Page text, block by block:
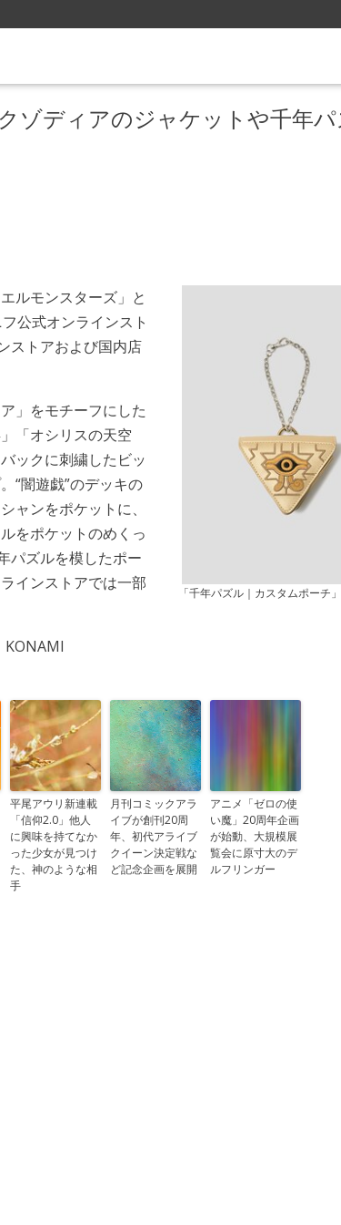
ゾディアのジャケットや千年
「千年パズル｜カスタムポーチ」
ルモンスターズ」と
公式オンラインスト
ストアおよび国内店
」をモチーフにした
「オシリスの天空
ックに刺繍したビッ
“闇遊戯”のデッキの
ャンをポケットに、
をポケットのめくっ
パズルを模したポー
インストアでは一部
KONAMI
平尾アウリ新連載
「信仰2.0」他人
に興味を持てなか
った少女が見つけ
た、神のような相
手
月刊コミックアラ
イブが創刊20周
年、初代アライブ
クイーン決定戦な
ど記念企画を展開
アニメ「ゼロの使
い魔」20周年企画
が始動、大規模展
覧会に原寸大のデ
ルフリンガー